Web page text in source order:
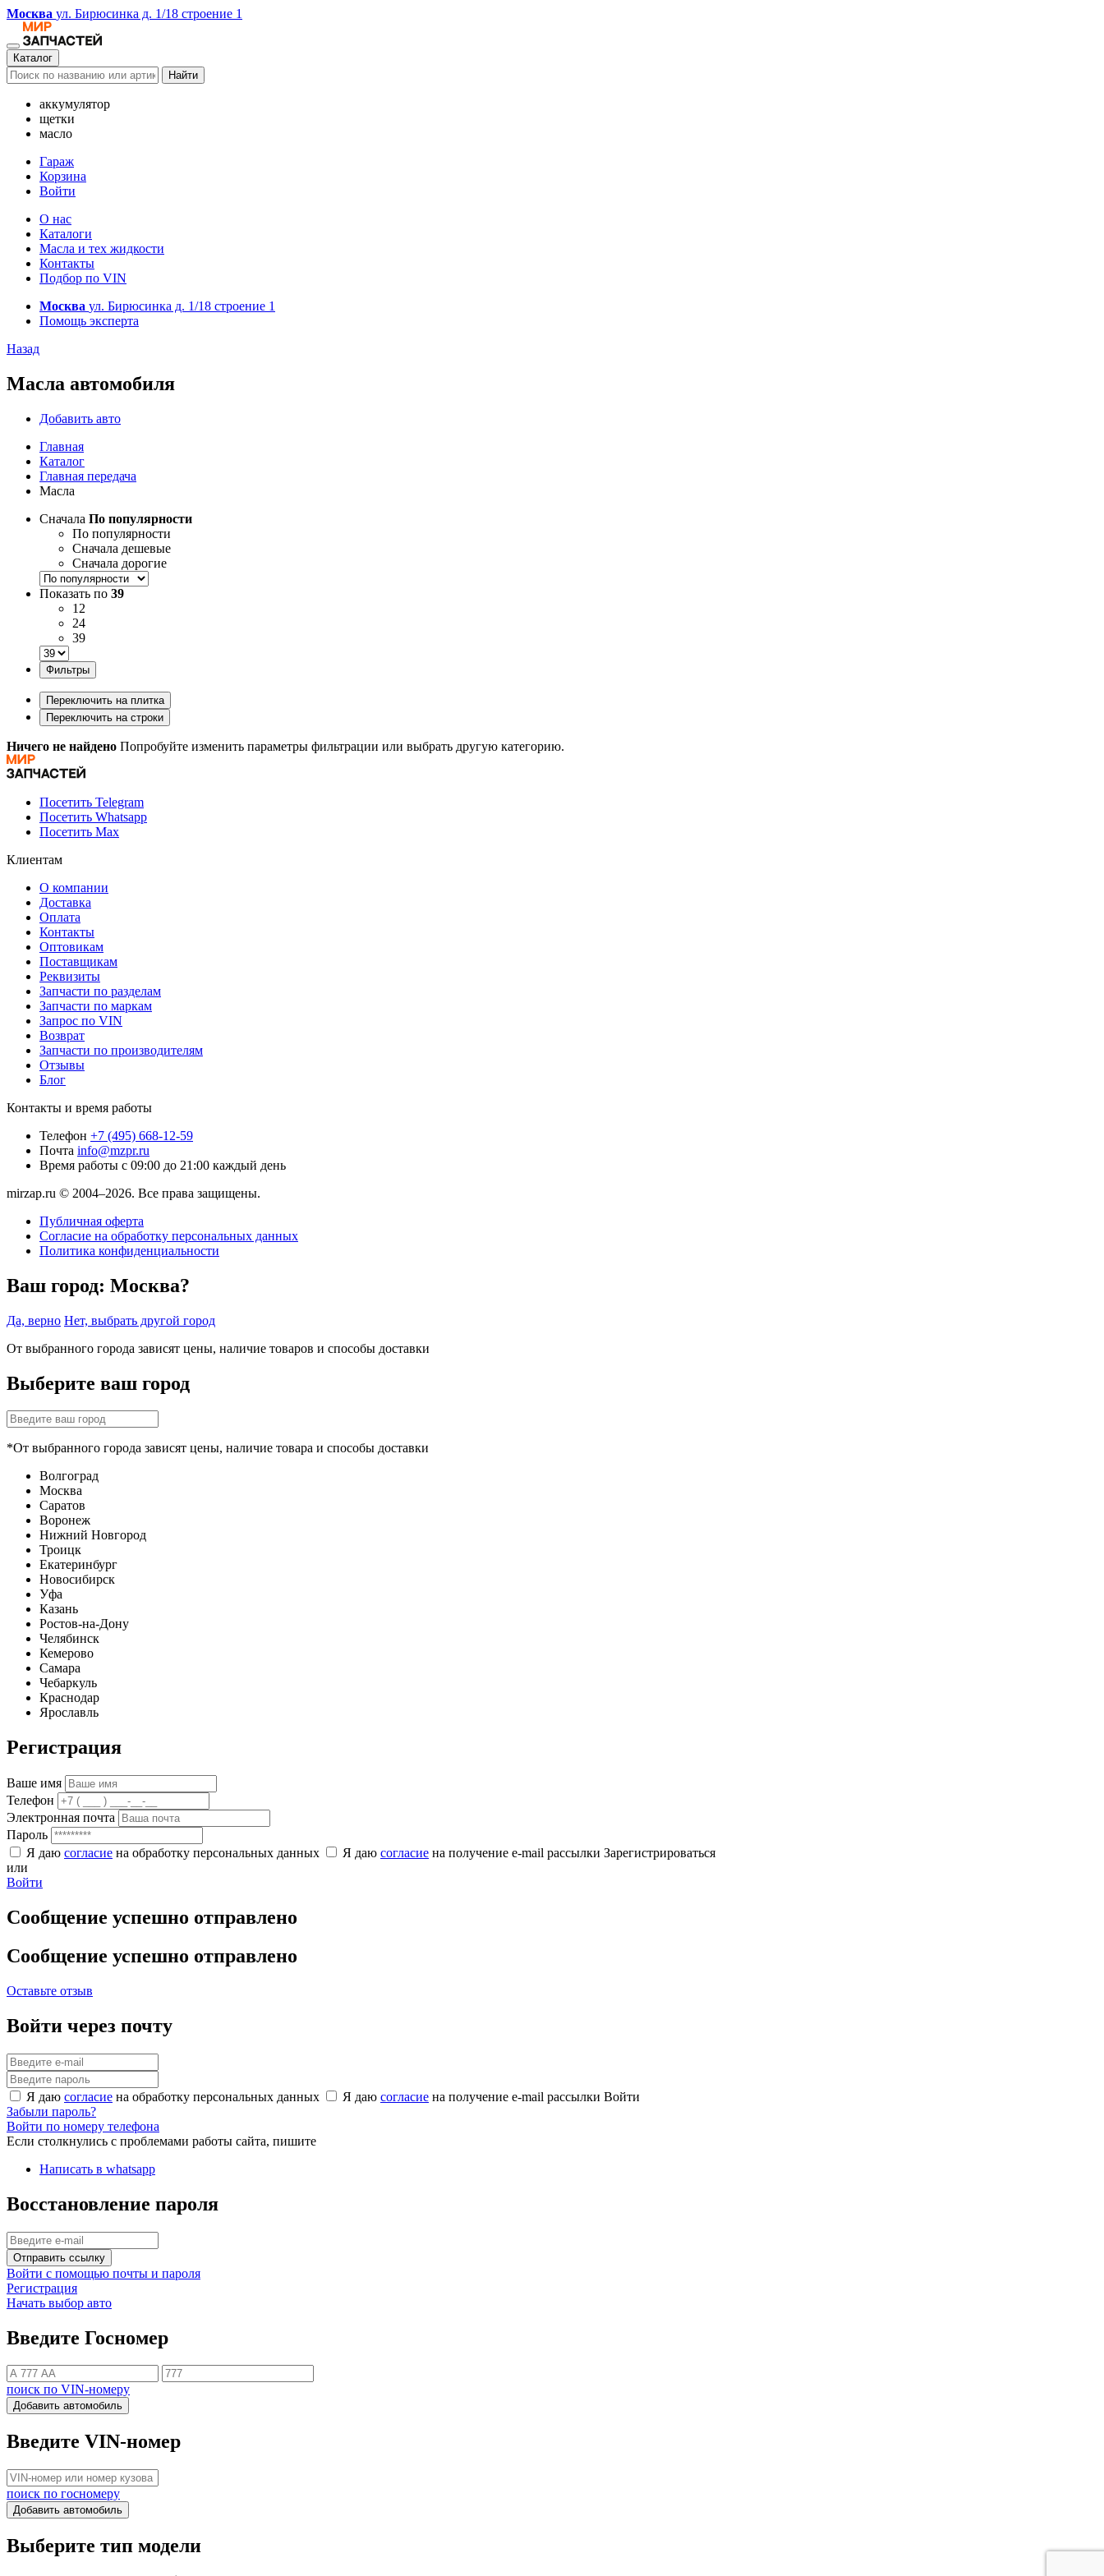
Москва ул. Бирюсинка д. 1/18 строение 1
Каталог
Найти
аккумулятор
щетки
масло
Гараж
Корзина
Войти
О нас
Каталоги
Масла и тех жидкости
Контакты
Подбор по VIN
Москва ул. Бирюсинка д. 1/18 строение 1
Помощь эксперта
Назад
Масла автомобиля
Добавить авто
Главная
Каталог
Главная передача
Масла
Сначала По популярности
По популярности
Сначала дешевые
Сначала дорогие
Показать по 39
12
24
39
Фильтры
Переключить на плитка
Переключить на строки
Ничего не найдено Попробуйте изменить параметры фильтрации или выбрать другую категорию.
Посетить Telegram
Посетить Whatsapp
Посетить Max
Клиентам
О компании
Доставка
Оплата
Контакты
Оптовикам
Поставщикам
Реквизиты
Запчасти по разделам
Запчасти по маркам
Запрос по VIN
Возврат
Запчасти по производителям
Отзывы
Блог
Контакты и время работы
Телефон +7 (495) 668-12-59
Почта info@mzpr.ru
Время работы с 09:00 до 21:00 каждый день
mirzap.ru © 2004–2026. Все права защищены.
Публичная оферта
Согласие на обработку персональных данных
Политика конфиденциальности
Ваш город: Москва?
Да, верно Нет, выбрать другой город
От выбранного города зависят цены, наличие товаров и способы доставки
Выберите ваш город
*От выбранного города зависят цены, наличие товара и способы доставки
Волгоград
Москва
Саратов
Воронеж
Нижний Новгород
Троицк
Екатеринбург
Новосибирск
Уфа
Казань
Ростов-на-Дону
Челябинск
Кемерово
Самара
Чебаркуль
Краснодар
Ярославль
Регистрация
Ваше имя
Телефон
Электронная почта
Пароль
Я даю согласие на обработку персональных данных Я даю согласие на получение e-mail рассылки Зарегистрироваться
или
Войти
Сообщение успешно отправлено
Сообщение успешно отправлено
Оставьте отзыв
Войти через почту
Я даю согласие на обработку персональных данных Я даю согласие на получение e-mail рассылки Войти
Забыли пароль?
Войти по номеру телефона
Если столкнулись с проблемами работы сайта, пишите
Написать в whatsapp
Восстановление пароля
Отправить ссылку
Войти с помощью почты и пароля
Регистрация
Начать выбор авто
Введите Госномер
поиск по VIN-номеру
Добавить автомобиль
Введите VIN-номер
поиск по госномеру
Добавить автомобиль
Выберите тип модели